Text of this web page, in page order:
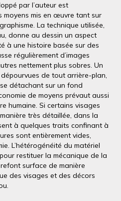
par l’auteur est
moyens mis en œuvre tant sur
La technique utilisée,
donne au dessin un aspect
à une histoire basée sur des
régulièrement d’images
nettement plus sobres. Un
de tout arrière-plan,
détachant sur un fond
de moyens prévaut aussi
humaine. Si certains visages
très détaillée, dans la
à quelques traits confinant à
sont entièrement vides,
L’hétérogénéité du matériel
restituer la mécanique de la
surface de manière
des visages et des décors